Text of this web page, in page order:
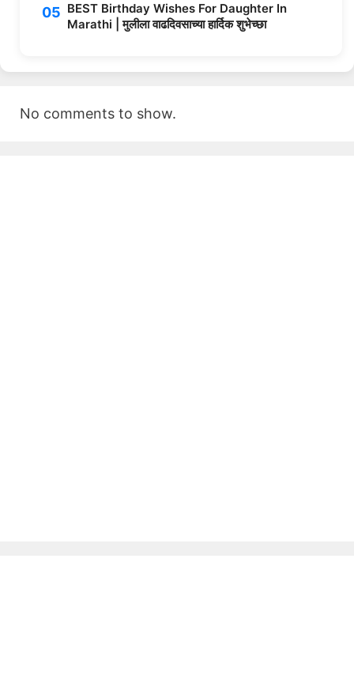
BEST Birthday Wishes For Daughter In
Marathi | मुलीला वाढदिवसाच्या हार्दिक शुभेच्छा
No comments to show.